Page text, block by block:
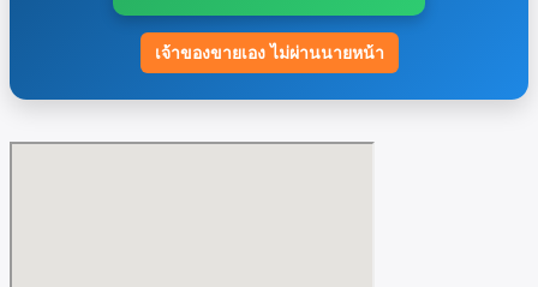
เจ้าของขายเอง ไม่ผ่านนายหน้า